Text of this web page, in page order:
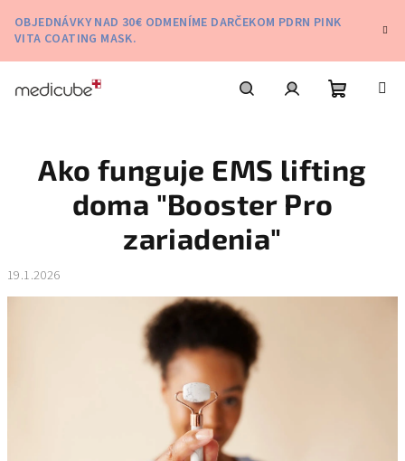
obsah
OBJEDNÁVKY NAD 30€ ODMENÍME DARČEKOM PDRN PINK
VITA COATING MASK.
košík
Ako funguje EMS lifting
doma "Booster Pro
zariadenia"
19.1.2026